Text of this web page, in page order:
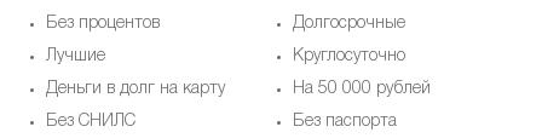
Без процентов
Лучшие
Деньги в долг на карту
Без СНИЛС
Долгосрочные
Круглосуточно
На 50 000 рублей
Без паспорта